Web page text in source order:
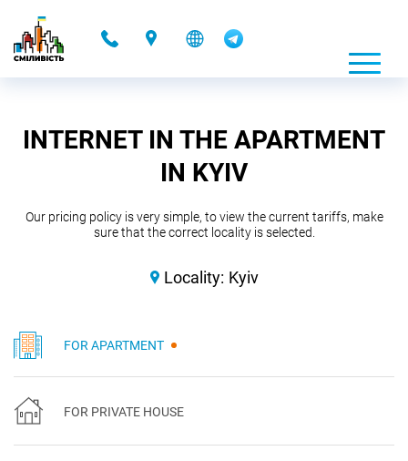
INTERNET IN THE APARTMENT
IN KYIV
Our pricing policy is very simple, to view the current tariffs, make
sure that the correct locality is selected.
Locality: Kyiv
FOR APARTMENT
FOR PRIVATE HOUSE